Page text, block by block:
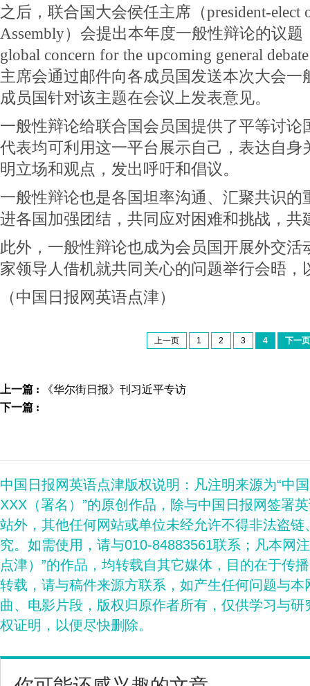
之后，联合国大会侯任主席（president-elect
Assembly）会提出本年度一般性辩论的议题
global concern for the upcoming general
主席会通过邮件向各成员国发送本次大会一
成员国针对该主题在会议上发表意见。
一般性辩论给联合国会员国提供了平等讨论
代表均可利用这一平台展示自己，表达自身
明立场和观点，发出呼吁和倡议。
一般性辩论也是各国坦率沟通、汇聚共识的
进各国加强团结，共同应对困难和挑战，共
此外，一般性辩论也成为会员国开展外交活
家领导人借机就共同关心的问题举行会晤，
（中国日报网英语点津）
上一页 1 2 3 4 下一页
上一篇 :
《华尔街日报》刊习近平专访
下一篇 :
中国日报网英语点津版权说明：凡注明来源为“中
XXX（署名）”的原创作品，除与中国日报网签署
站外，其他任何网站或单位未经允许不得非法盗
究。如需使用，请与010-84883561联系；凡本网
点津）”的作品，均转载自其它媒体，目的在于传
转载，请与稿件来源方联系，如产生任何问题与
曲、电影片段，版权归原作者所有，仅供学习与
权证明，以便尽快删除。